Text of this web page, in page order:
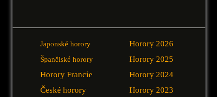
Japonské horory
Španělské horory
Horory Francie
České horory
Horory 2026
Horory 2025
Horory 2024
Horory 2023